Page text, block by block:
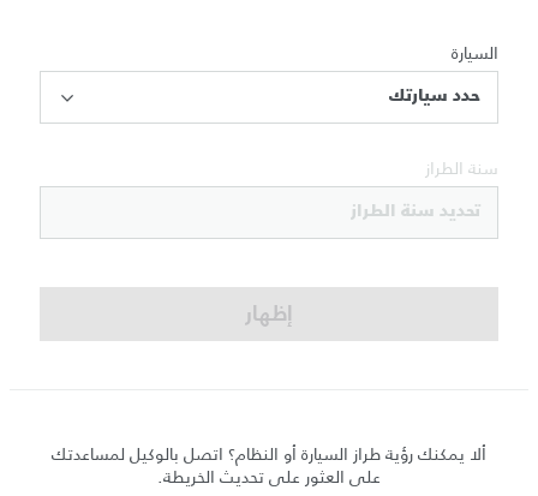
السيارة
حدد سيارتك
سنة الطراز
تحديد سنة الطراز
إظهار
ألا يمكنك رؤية طراز السيارة أو النظام؟ اتصل بالوكيل لمساعدتك
على العثور على تحديث الخريطة.